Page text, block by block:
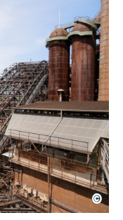
Hütte mit
Hütte | Karl
©